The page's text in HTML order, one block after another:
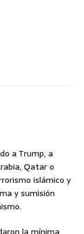
a Trump, a
Qatar o
islámico y
y sumisión